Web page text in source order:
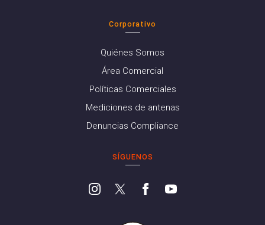
Corporativo
Quiénes Somos
Área Comercial
Políticas Comerciales
Mediciones de antenas
Denuncias Compliance
SÍGUENOS